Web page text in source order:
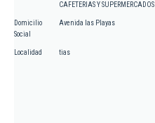
CAFETERIAS Y SUPERMERCADOS
Domicilio
Social
Avenida las Playas
Localidad tias